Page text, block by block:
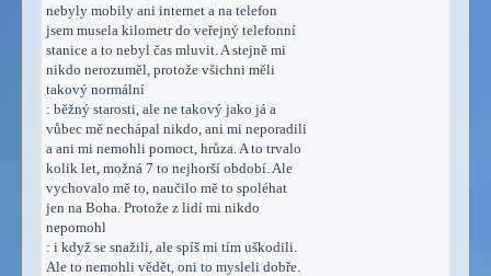
nebyly mobily ani internet a na telefon
jsem musela kilometr do veřejný telefonní
stanice a to nebyl čas mluvit. A stejně mi
nikdo nerozuměl, protože všichni měli
takový normální
: běžný starosti, ale ne takový jako já a
vůbec mě nechápal nikdo, ani mi neporadili
a ani mi nemohli pomoct, hrůza. A to trvalo
kolik let, možná 7 to nejhorší období. Ale
vychovalo mě to, naučilo mě to spoléhat
jen na Boha. Protože z lidí mi nikdo
nepomohl
: i když se snažili, ale spíš mi tím uškodili.
Ale to nemohli vědět, oni to mysleli dobře.